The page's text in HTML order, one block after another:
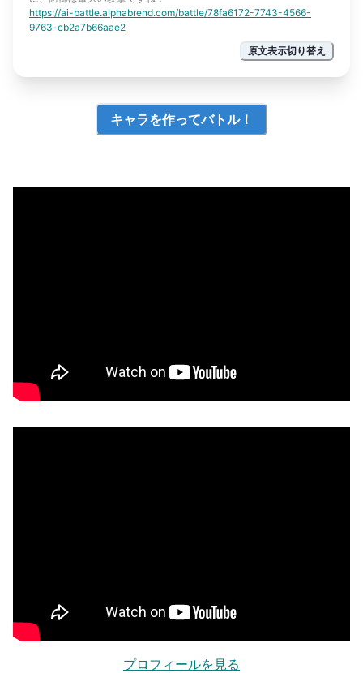
https://ai-battle.alphabrend.com/battle/78fa6172-7743-4566-
9763-cb2a7b66aae2
原文表示切り替え
キャラを作ってバトル！
プロフィールを見る